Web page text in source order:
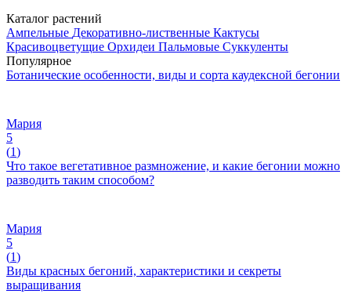
Каталог растений
Ампельные Декоративно-лиственные Кактусы
Красивоцветущие Орхидеи Пальмовые Суккуленты
Популярное
Ботанические особенности, виды и сорта каудексной бегонии
Мария
5
(1)
Что такое вегетативное размножение, и какие бегонии можно
разводить таким способом?
Мария
5
(1)
Виды красных бегоний, характеристики и секреты
выращивания